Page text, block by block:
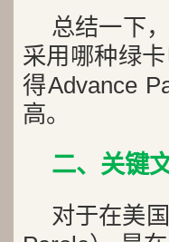
总结一下
采用哪种绿
得Advance
高。
二、关键
对于在美